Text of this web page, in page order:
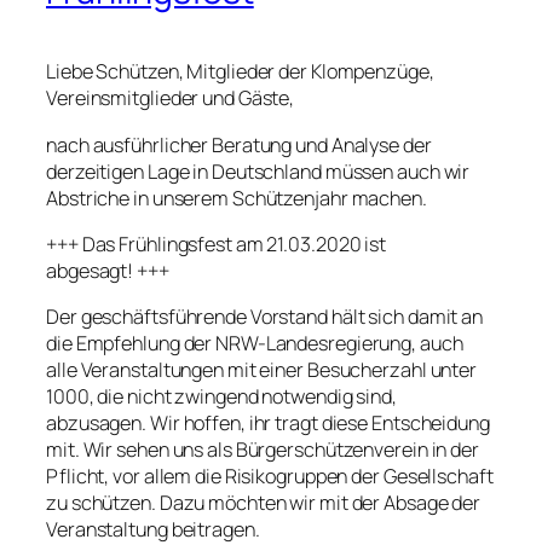
Liebe Schützen, Mitglieder der Klompenzüge,
Vereinsmitglieder und Gäste,
nach ausführlicher Beratung und Analyse der
derzeitigen Lage in Deutschland müssen auch wir
Abstriche in unserem Schützenjahr machen.
+++ Das Frühlingsfest am 21.03.2020 ist
abgesagt! +++
Der geschäftsführende Vorstand hält sich damit an
die Empfehlung der NRW-Landesregierung, auch
alle Veranstaltungen mit einer Besucherzahl unter
1000, die nicht zwingend notwendig sind,
abzusagen. Wir hoffen, ihr tragt diese Entscheidung
mit. Wir sehen uns als Bürgerschützenverein in der
Pflicht, vor allem die Risikogruppen der Gesellschaft
zu schützen. Dazu möchten wir mit der Absage der
Veranstaltung beitragen.